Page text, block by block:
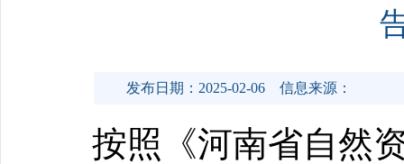
发布日期：2025-02-06 信息来源：
按照《河南省自然